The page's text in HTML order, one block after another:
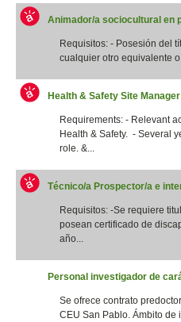
Animador/a sociocultural en
Requisitos: - Posesión del
cualquier otro equivalente
Health & Safety Site Manager
Requirements: - Relevant
Health & Safety. - Several
role. &...
Técnico/a Prospector/a e
Requisitos: -Se requiere
posean certificado de
año...
Personal investigador de
Se ofrece contrato
CEU San Pablo. Ámbito